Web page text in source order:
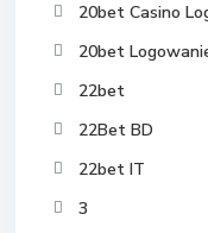
20bet Casino
20bet
22bet
22Bet BD
22bet IT
3